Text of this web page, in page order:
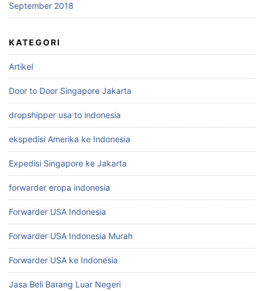
September 2018
KATEGORI
Artikel
Door to Door Singapore Jakarta
dropshipper usa to indonesia
ekspedisi Amerika ke Indonesia
Expedisi Singapore ke Jakarta
forwarder eropa indonesia
Forwarder USA Indonesia
Forwarder USA Indonesia Murah
Forwarder USA ke Indonesia
Jasa Beli Barang Luar Negeri